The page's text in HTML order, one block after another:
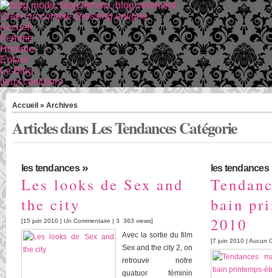
Creer un compte Dressing enligne
Accueil
Femme
Homme
Enfant
Le Blog
Jeux concours
Accueil » Archives
Articles dans Les Tendances Catégorie
les tendances»
Les looks de Sex and
the city
[15 juin 2010 | Un Commentaire | 3 363 views]
Avec la sortie du film
Sex and the city 2, on
retrouve notre
quatuor féminin
les tendances
bain
2010
[7 juin 2010 | Aucun